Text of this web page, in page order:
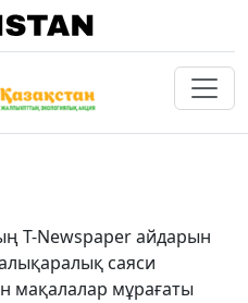
T-Newspaper айдарын
саяси
мақалалар мұрағаты